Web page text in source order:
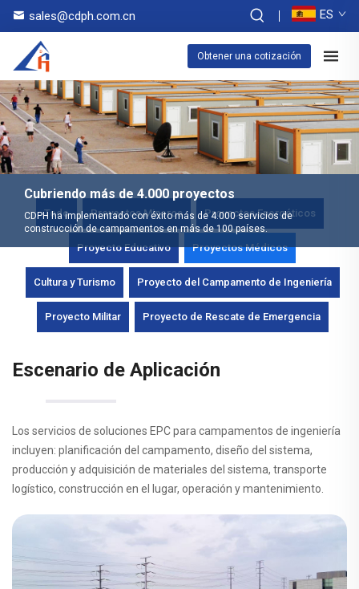
sales@cdph.com.cn ES
Obtener una cotización
Cubriendo más de 4.000 proyectos
CDPH ha implementado con éxito más de 4.000 servicios de
construcción de campamentos en más de 100 países.
Todo Proyectos Mineros Proyectos Energéticos
Proyecto Educativo Proyectos Médicos
Cultura y Turismo Proyecto del Campamento de Ingeniería
Proyecto Militar Proyecto de Rescate de Emergencia
Escenario de Aplicación
Los servicios de soluciones EPC para campamentos de ingeniería
incluyen: planificación del campamento, diseño del sistema,
producción y adquisición de materiales del sistema, transporte
logístico, construcción en el lugar, operación y mantenimiento.